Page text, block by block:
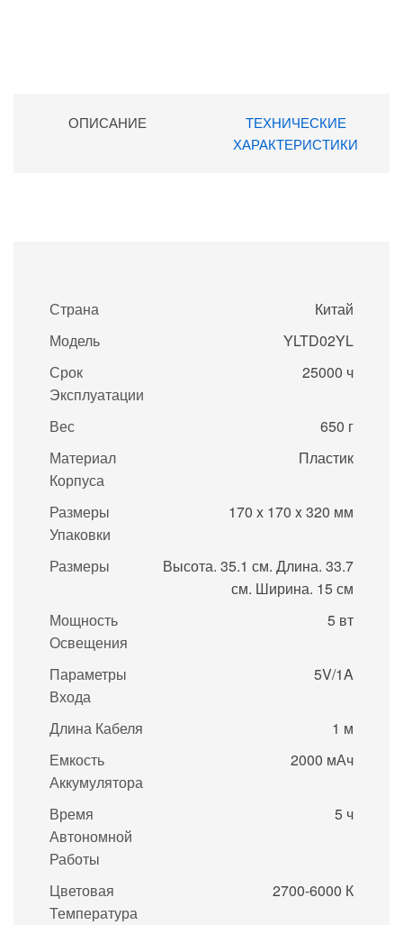
ОПИСАНИЕ
ТЕХНИЧЕСКИЕ
ХАРАКТЕРИСТИКИ
Страна
Китай
Модель
YLTD02YL
Срок
Эксплуатации
25000 ч
Вес
650 г
Материал
Корпуса
Пластик
Размеры
Упаковки
170 x 170 x 320 мм
Размеры
Высота. 35.1 см. Длина. 33.7
см. Ширина. 15 см
Мощность
Освещения
5 вт
Параметры
Входа
5V/1A
Длина Кабеля
1 м
Емкость
Аккумулятора
2000 мАч
Время
Автономной
Работы
5 ч
Цветовая
Температура
2700-6000 К